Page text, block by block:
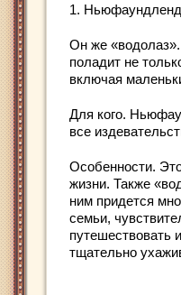
1. Ньюфаундленд
Он же
поладит не
включая
Для кого.
все
Особенности.
жизни. Также
ним придется
семьи,
путешествовать
тщательно